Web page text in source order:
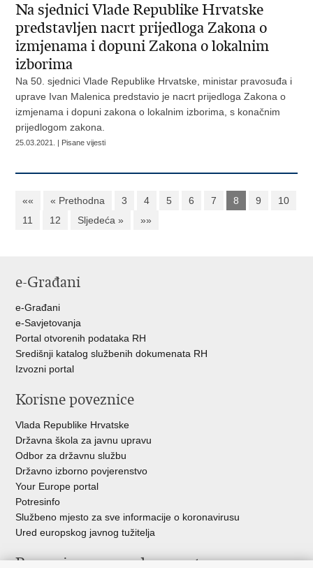
Na sjednici Vlade Republike Hrvatske
predstavljen nacrt prijedloga Zakona o
izmjenama i dopuni Zakona o lokalnim
izborima
Na 50. sjednici Vlade Republike Hrvatske, ministar pravosuđa i
uprave Ivan Malenica predstavio je nacrt prijedloga Zakona o
izmjenama i dopuni zakona o lokalnim izborima, s konačnim
prijedlogom zakona.
25.03.2021. | Pisane vijesti
«« « Prethodna 3 4 5 6 7 8 9
10
11
12 Sljedeća » »»
e-Građani
e-Građani
e-Savjetovanja
Portal otvorenih podataka RH
Središnji katalog službenih dokumenata RH
Izvozni portal
Korisne poveznice
Vlada Republike Hrvatske
Državna škola za javnu upravu
Odbor za državnu službu
Državno izborno povjerenstvo
Your Europe portal
Potresinfo
Službeno mjesto za sve informacije o koronavirusu
Ured europskog javnog tužitelja
Poveznice pravosudnog sustava